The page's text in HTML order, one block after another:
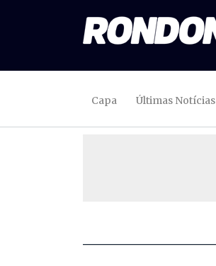
Capa Últimas Notícias